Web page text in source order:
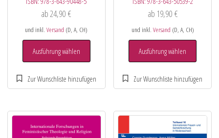
ab 24,90€
und inkl.Versand (D, A, CH)
Ausführung wählen
ab 19,90 €
und inkl. Versand (D, A, CH)
Ausführung wählen